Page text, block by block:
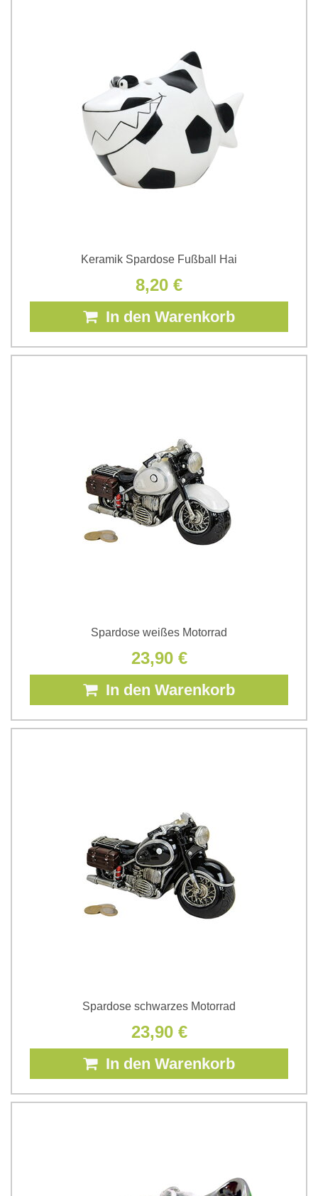
Keramik Spardose Fußball Hai
8,20 €
In den Warenkorb
Spardose weißes Motorrad
23,90 €
In den Warenkorb
Spardose schwarzes Motorrad
23,90 €
In den Warenkorb